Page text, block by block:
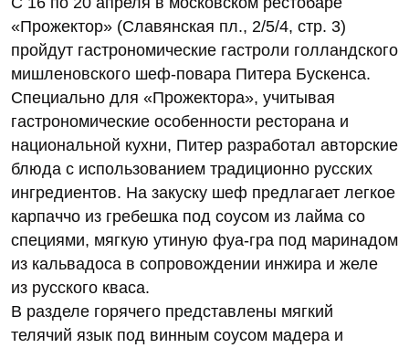
«Прожектор» (Славянская пл., 2/5/4, стр. 3)
пройдут гастрономические гастроли голландского
мишленовского шеф-повара Питера Бускенса.
Специально для «Прожектора», учитывая
гастрономические особенности ресторана и
национальной кухни, Питер разработал авторские
блюда с использованием традиционно русских
ингредиентов. На закуску шеф предлагает легкое
карпаччо из гребешка под соусом из лайма со
специями, мягкую утиную фуа-гра под маринадом
из кальвадоса в сопровождении инжира и желе
из русского кваса.
В разделе горячего представлены мягкий
телячий язык под винным соусом мадера и